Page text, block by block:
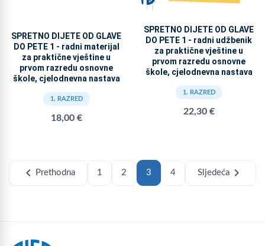
SPRETNO DIJETE OD GLAVE
DO PETE 1 - radni materijal
za praktične vještine u
prvom razredu osnovne
škole, cjelodnevna nastava
1. RAZRED
18,00 €
SPRETNO DIJETE OD GLAVE
DO PETE 1 - radni udžbenik
za praktične vještine u
prvom razredu osnovne
škole, cjelodnevna nastava
1. RAZRED
22,30 €
chevron_left Prethodna 1 2 3 4 Sljedeća chevron_right